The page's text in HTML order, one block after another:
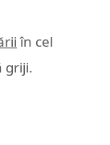
în cel
griji.